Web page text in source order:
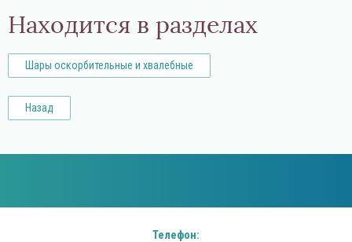
Находится в разделах
Шары оскорбительные и хвалебные
Назад
Телефон: